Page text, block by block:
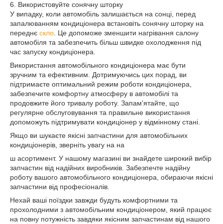
6. Використовуйте сонячну шторку
У випадку, коли автомобіль залишається на сонці, перед
запалюванням кондиціонера встановіть сонячну шторку на
переднє скло . Це допоможе зменшити нагрівання салону
автомобіля та забезпечить більш швидке охолодження під
час запуску кондиціонера.
Використання автомобільного кондиціонера має бути
зручним та ефективним. Дотримуючись цих порад, ви
підтримаєте оптимальний режим роботи кондиціонера,
забезпечите комфортну атмосферу в автомобілі та
продовжите його тривалу роботу. Запам'ятайте, що
регулярне обслуговування та правильне використання
допоможуть підтримувати кондиціонер у відмінному стані.
Якщо ви шукаєте якісні запчастини для автомобільних
кондиціонерів, зверніть увагу на на
ш асортимент. У нашому магазині ви знайдете широкий вибір
запчастин від надійних виробників. Забезпечте надійну
роботу вашого автомобільного кондиціонера, обираючи якісні
запчастини від професіоналів.
Нехай ваші поїздки завжди будуть комфортними та
прохолодними з автомобільним кондиціонером, який працює
на повну потужність завдяки якісним запчастинам від нашого